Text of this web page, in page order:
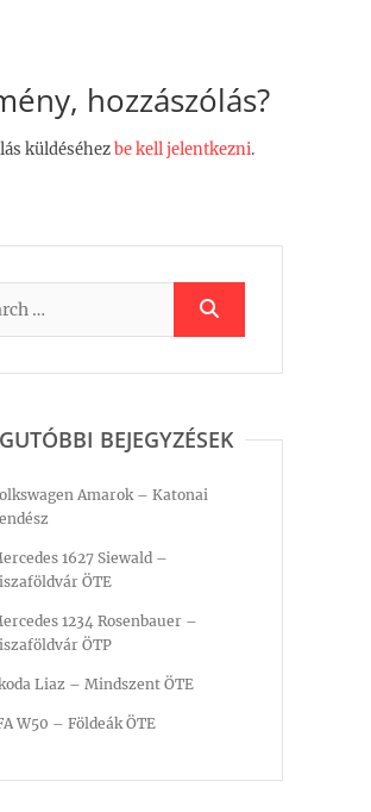
hozzászólás?
küldéséhezbe kell jelentkezni.
BEJEGYZÉSEK
Amarok – Katonai
1627 Siewald –
ÖTE
1234 Rosenbauer –
ÖTP
Liaz – Mindszent ÖTE
W50 – Földeák ÖTE